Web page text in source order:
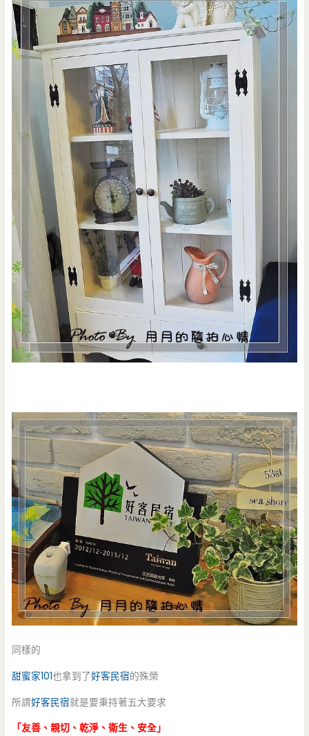
同樣的
甜蜜家101也拿到了好客民宿的殊榮
所謂好客民宿就是要秉持著五大要求
「友善、親切、乾淨、衛生、安全」